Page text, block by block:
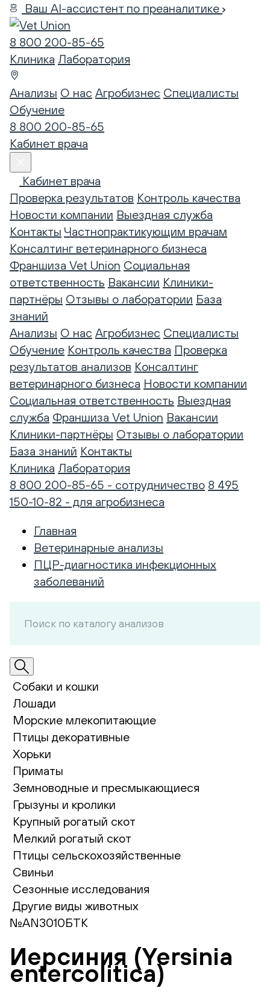
Ваш AI-ассистент по преаналитике
8 800 200-85-65
Клиника Лаборатория
Анализы О нас Агробизнес Специалисты
Обучение
8 800 200-85-65
Кабинет врача
Кабинет врача
Проверка результатов Контроль качества
Новости компании Выездная служба
Контакты Частнопрактикующим врачам
Консалтинг ветеринарного бизнеса
Франшиза Vet Union Социальная
ответственность Вакансии Клиники-
партнёры Отзывы о лаборатории База
знаний
Анализы О нас Агробизнес Специалисты
Обучение Контроль качества Проверка
результатов анализов Консалтинг
ветеринарного бизнеса Новости компании
Социальная ответственность Выездная
служба Франшиза Vet Union Вакансии
Клиники-партнёры Отзывы о лаборатории
База знаний Контакты
Клиника Лаборатория
8 800 200-85-65 - сотрудничество 8 495
150-10-82 - для агробизнеса
Главная
Ветеринарные анализы
ПЦР-диагностика инфекционных
заболеваний
Собаки и кошки
Лошади
Морские млекопитающие
Птицы декоративные
Хорьки
Приматы
Земноводные и пресмыкающиеся
Грызуны и кролики
Крупный рогатый скот
Мелкий рогатый скот
Птицы сельскохозяйственные
Свиньи
Сезонные исследования
Другие виды животных
№AN3010БТК
Иерсиния (Yersinia
entercolitica)